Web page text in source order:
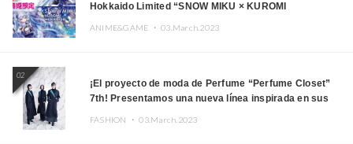
Hokkaido Limited “SNOW MIKU × KUROMI
ANIME&GAME ・03.March.2023
02
¡El proyecto de moda de Perfume “Perfume Closet”
7th! Presentamos una nueva línea inspirada en sus
FASHION ・03.March.2023